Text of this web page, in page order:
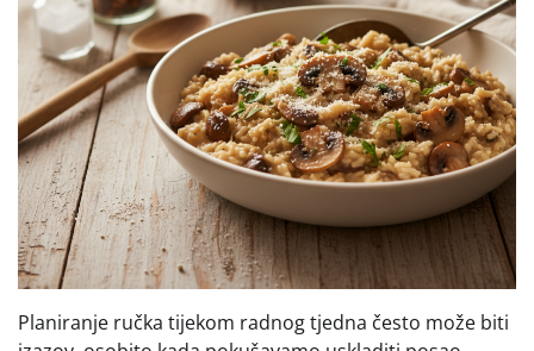
Planiranje ručka tijekom radnog tjedna često može biti